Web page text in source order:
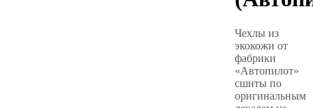
Чехлы из
экокожи от
фабрики
«Автопилот»
сшиты по
оригинальным